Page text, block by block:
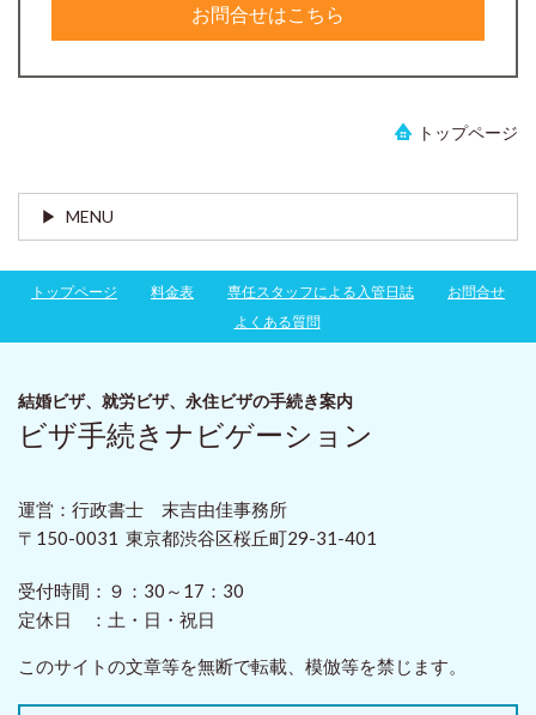
お問合せはこちら
トップページ
MENU
トップページ 料金表 専任スタッフによる入管日誌
お問合せ
よくある質問
結婚ビザ、就労ビザ、永住ビザの手続き案内
ビザ手続きナビゲーション
運営：行政書士 末吉由佳事務所
〒150-0031 東京都渋谷区桜丘町29-31-401
受付時間： ９：30～17：30
定休日 ： 土・日・祝日
このサイトの文章等を無断で転載、模倣等を禁じます。